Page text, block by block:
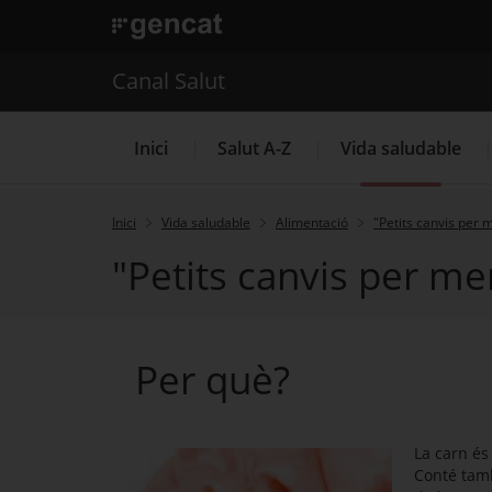
. Obre en una nova finestra.
La Meva Salut
Canal Salut
Inici Salut A-Z Vida saludable
. Obre en una nova finestra.
Inici Vida saludable Alimentació "Petits canvis per
"Petits canvis per
Per què?
La carn
Conté